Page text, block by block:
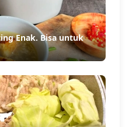
Enak. Bisa untuk